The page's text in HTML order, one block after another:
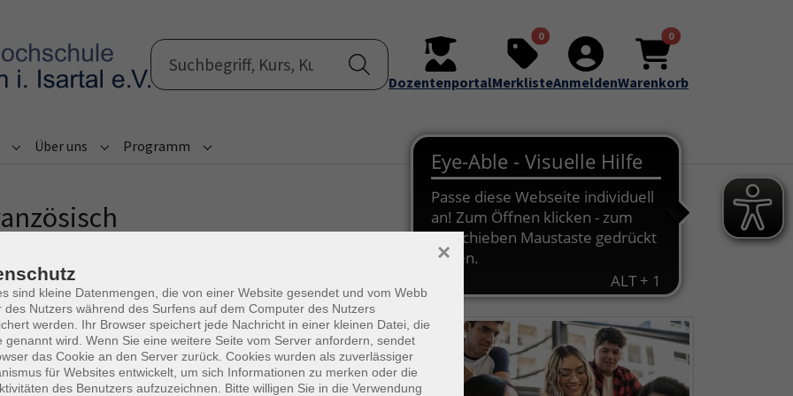
Dozentenportal
0
MerklisteAnmelden
0
Warenkorb
Submenu for "Informationen"
Über uns Submenu for "Über uns"
Programm Submenu for "Programm"
für Französisch.
28.09.26) eine qualifizierte Kursleitung für:
sind kleine Datenmengen, die von einer Website gesendet und vom Webb
des Nutzers während des Surfens auf dem Computer des Nutzers
werden. Ihr Browser speichert jede Nachricht in einer kleinen Datei, die
genannt wird. Wenn Sie eine weitere Seite vom Server anfordern, sendet
das Cookie an den Server zurück. Cookies wurden als zuverlässiger
für Websites entwickelt, um sich Informationen zu merken oder die
des Benutzers aufzuzeichnen. Bitte willigen Sie in die Verwendung
×